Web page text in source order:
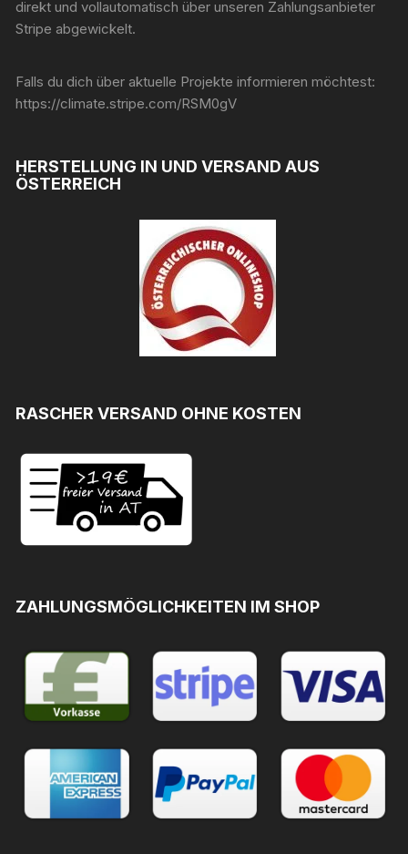
direkt und vollautomatisch über unseren Zahlungsanbieter
Stripe abgewickelt.
Falls du dich über aktuelle Projekte informieren möchtest:
https://climate.stripe.com/RSM0gV
HERSTELLUNG IN UND VERSAND AUS
ÖSTERREICH
RASCHER VERSAND OHNE KOSTEN
ZAHLUNGSMÖGLICHKEITEN IM SHOP